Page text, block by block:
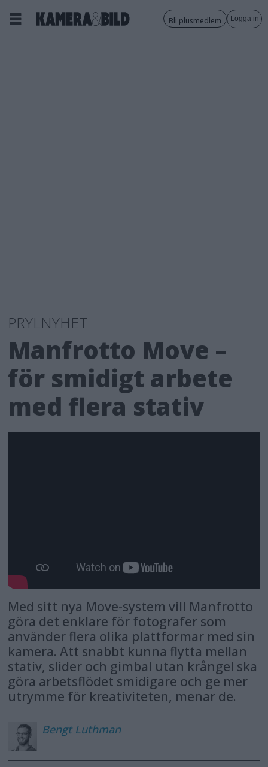
Bli plusmedlem Logga in
PRYLNYHET
Manfrotto Move –
för smidigt arbete
med flera stativ
Med sitt nya Move-system vill Manfrotto
göra det enklare för fotografer som
använder flera olika plattformar med sin
kamera. Att snabbt kunna flytta mellan
stativ, slider och gimbal utan krångel ska
göra arbetsflödet smidigare och ge mer
utrymme för kreativiteten, menar de.
Bengt Luthman